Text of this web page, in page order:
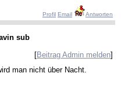
Profil Email Antworten
sub
[Beitrag Admin melden]
man nicht über Nacht.